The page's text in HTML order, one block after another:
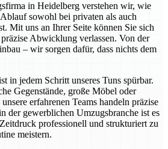
in Heidelberg verstehen wir, wie
sowohl bei privaten als auch
Mit uns an Ihrer Seite können Sie sich
Abwicklung verlassen. Von der
– wir sorgen dafür, dass nichts dem
in jedem Schritt unseres Tuns spürbar.
Gegenstände, große Möbel oder
erfahrenen Teams handeln präzise
der gewerblichen Umzugsbranche ist es
professionell und strukturiert zu
meistern.